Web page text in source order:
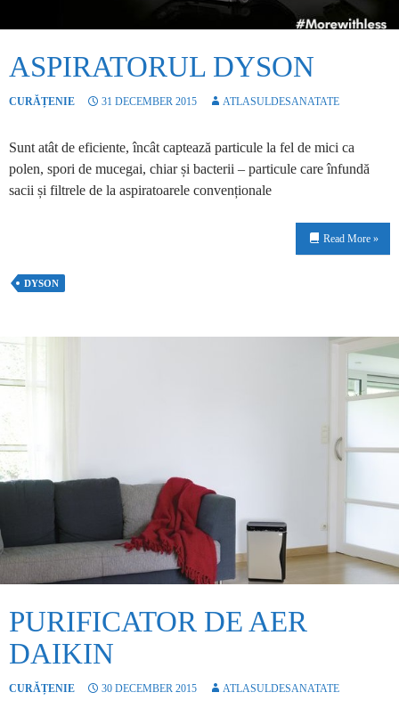
ASPIRATORUL DYSON
CURĂȚENIE 31 DECEMBER 2015 ATLASULDESANATATE
Sunt atât de eficiente, încât captează particule la fel de mici ca
polen, spori de mucegai, chiar și bacterii – particule care înfundă
sacii și filtrele de la aspiratoarele convenționale
Read More »
DYSON
PURIFICATOR DE AER
DAIKIN
CURĂȚENIE 30 DECEMBER 2015 ATLASULDESANATATE